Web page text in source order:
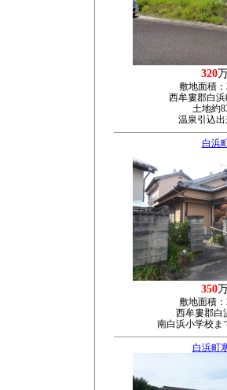
320
敷地面積：
西牟婁郡白浜
土地約
温泉引込
白浜
350
敷地面積：
西牟婁郡白
南白浜小学校ま
白浜町